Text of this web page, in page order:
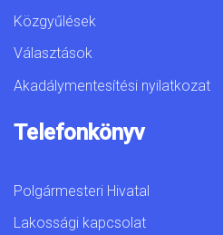
Közgyűlések
Választások
Akadálymentesítési nyilatkozat
Telefonkönyv
Polgármesteri Hivatal
Lakossági kapcsolat